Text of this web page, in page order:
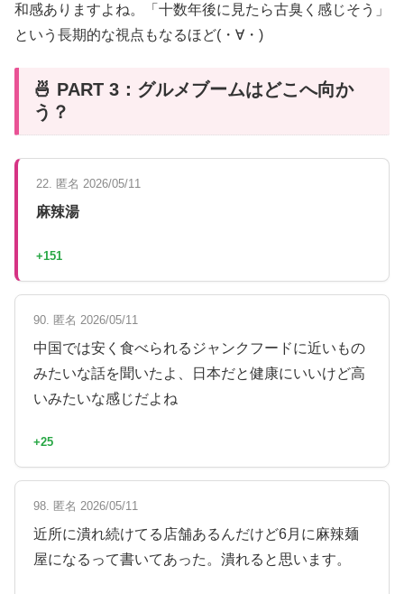
和感ありますよね。「十数年後に見たら古臭く感じそう」
という長期的な視点もなるほど(・∀・)
🍜 PART 3：グルメブームはどこへ向か
う？
22. 匿名 2026/05/11
麻辣湯
+151
90. 匿名 2026/05/11
中国では安く食べられるジャンクフードに近いもの
みたいな話を聞いたよ、日本だと健康にいいけど高
いみたいな感じだよね
+25
98. 匿名 2026/05/11
近所に潰れ続けてる店舗あるんだけど6月に麻辣麺
屋になるって書いてあった。潰れると思います。